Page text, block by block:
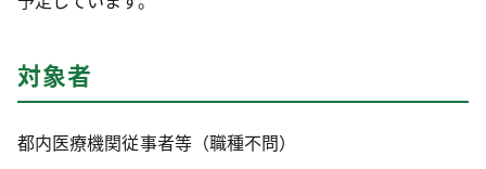
対象者
都内医療機関従事者等（職種不問）